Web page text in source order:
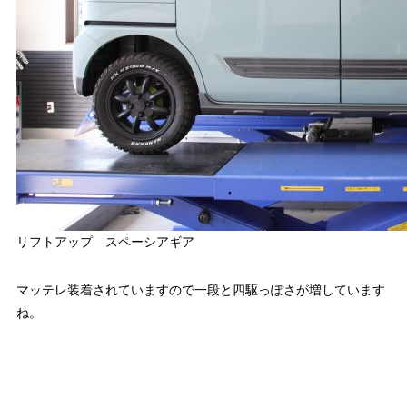
リフトアップ スペーシアギア
マッテレ装着されていますので一段と四駆っぽさが増しています
ね。